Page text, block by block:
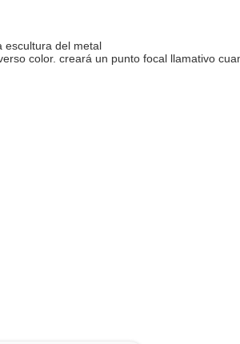
escultura del metal
color. creará un punto focal llamativo